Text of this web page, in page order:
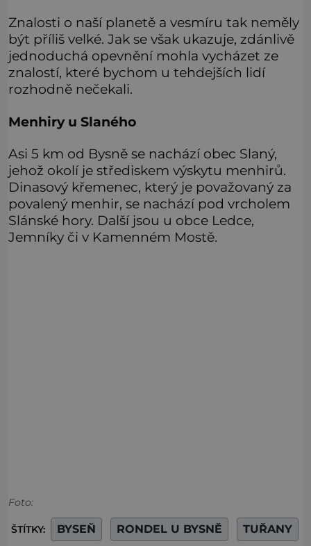
Znalosti o naší planetě a vesmíru tak neměly
být příliš velké. Jak se však ukazuje, zdánlivě
jednoduchá opevnění mohla vycházet ze
znalostí, které bychom u tehdejších lidí
rozhodně nečekali.
Menhiry u Slaného
Asi 5 km od Bysně se nachází obec Slaný,
jehož okolí je střediskem výskytu menhirů.
Dinasový křemenec, který je považovaný za
povalený menhir, se nachází pod vrcholem
Slánské hory. Další jsou u obce Ledce,
Jemníky či v Kamenném Mostě.
Foto:
ŠTÍTKY: BYSEŇ RONDEL U BYSNĚ TUŘANY